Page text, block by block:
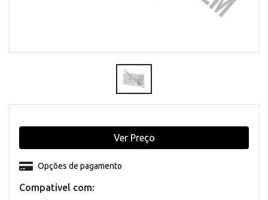
Compativel com:
Opções de pagamento
Ver Preço